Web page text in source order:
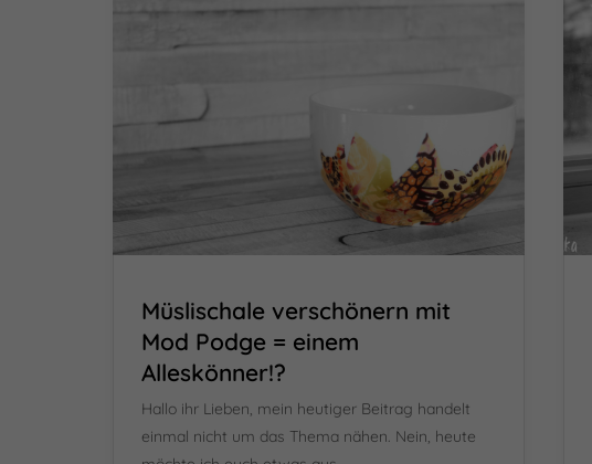
Müslischale verschönern mit
Mod Podge = einem
Alleskönner!?
Hallo ihr Lieben, mein heutiger Beitrag handelt
einmal nicht um das Thema nähen. Nein, heute